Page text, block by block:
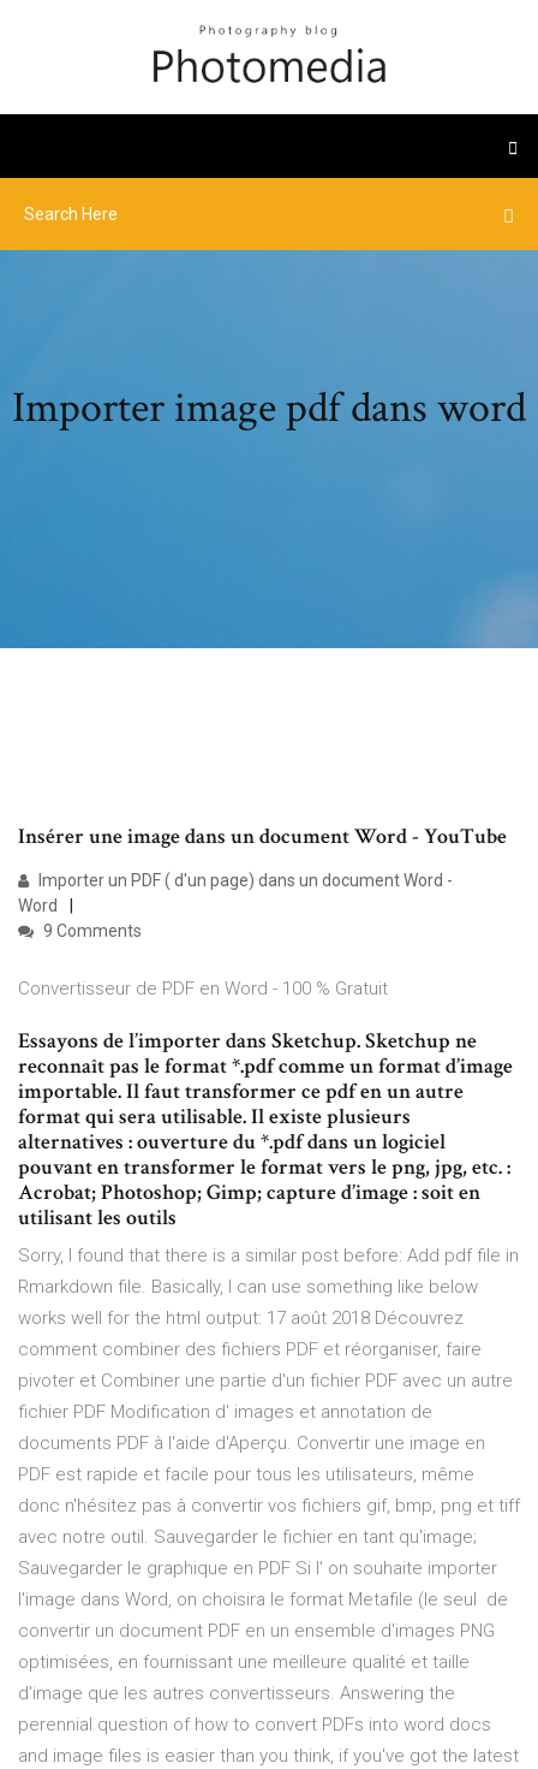
Importer image pdf dans word
Insérer une image dans un document Word - YouTube
Importer un PDF ( d'un page) dans un document Word -
Word
9 Comments
Convertisseur de PDF en Word - 100 % Gratuit
Essayons de l’importer dans Sketchup. Sketchup ne
reconnaît pas le format *.pdf comme un format d’image
importable. Il faut transformer ce pdf en un autre
format qui sera utilisable. Il existe plusieurs
alternatives : ouverture du *.pdf dans un logiciel
pouvant en transformer le format vers le png, jpg, etc. :
Acrobat; Photoshop; Gimp; capture d’image : soit en
utilisant les outils
Sorry, I found that there is a similar post before: Add pdf file in
Rmarkdown file. Basically, I can use something like below
works well for the html output: 17 août 2018 Découvrez
comment combiner des fichiers PDF et réorganiser, faire
pivoter et Combiner une partie d'un fichier PDF avec un autre
fichier PDF Modification d' images et annotation de
documents PDF à l'aide d'Aperçu. Convertir une image en
PDF est rapide et facile pour tous les utilisateurs, même
donc n'hésitez pas à convertir vos fichiers gif, bmp, png et tiff
avec notre outil. Sauvegarder le fichier en tant qu'image;
Sauvegarder le graphique en PDF Si l' on souhaite importer
l'image dans Word, on choisira le format Metafile (le seul de
convertir un document PDF en un ensemble d'images PNG
optimisées, en fournissant une meilleure qualité et taille
d'image que les autres convertisseurs. Answering the
perennial question of how to convert PDFs into word docs
and image files is easier than you think, if you've got the latest